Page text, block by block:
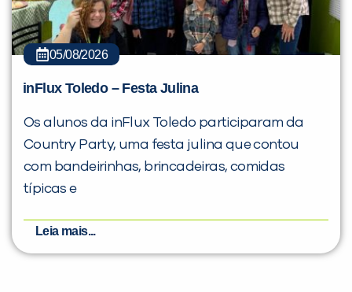
05/08/2026
inFlux Toledo – Festa Julina
Os alunos da inFlux Toledo participaram da
Country Party, uma festa julina que contou
com bandeirinhas, brincadeiras, comidas
típicas e
Leia mais...